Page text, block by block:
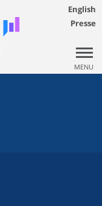
English
Presse
MENU